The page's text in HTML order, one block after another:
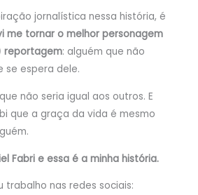
jornalística nessa história, é
me tornar o melhor personagem
reportagem: alguém que não
se espera dele.
não seria igual aos outros. E
que a graça da vida é mesmo
Fabri e essa é a minha história.
trabalho nas redes sociais: